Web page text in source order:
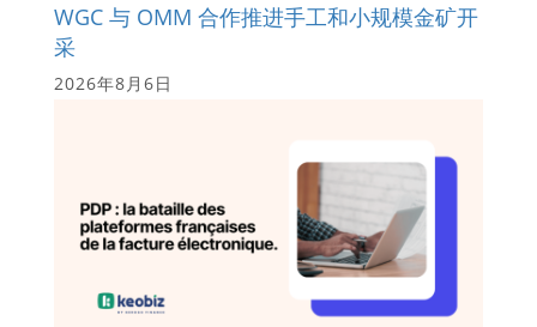
WGC 与 OMM 合作推进手工和小规模金矿开
采
2026年8月6日